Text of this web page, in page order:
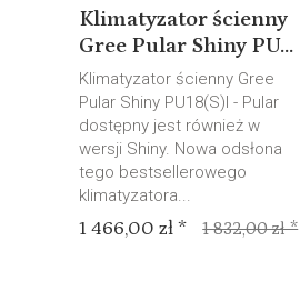
Klimatyzator ścienny
Gree Pular Shiny PU...
Klimatyzator ścienny Gree
Pular Shiny PU18(S)I - Pular
dostępny jest również w
wersji Shiny. Nowa odsłona
tego bestsellerowego
klimatyzatora...
1 466,00 zł * 1 832,00 zł *